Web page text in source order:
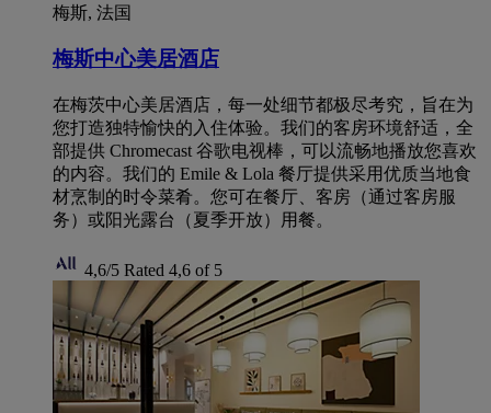
梅斯, 法国
梅斯中心美居酒店
在梅茨中心美居酒店，每一处细节都极尽考究，旨在为
您打造独特愉快的入住体验。我们的客房环境舒适，全
部提供 Chromecast 谷歌电视棒，可以流畅地播放您喜欢
的内容。我们的 Emile & Lola 餐厅提供采用优质当地食
材烹制的时令菜肴。您可在餐厅、客房（通过客房服
务）或阳光露台（夏季开放）用餐。
4,6/5 Rated 4,6 of 5